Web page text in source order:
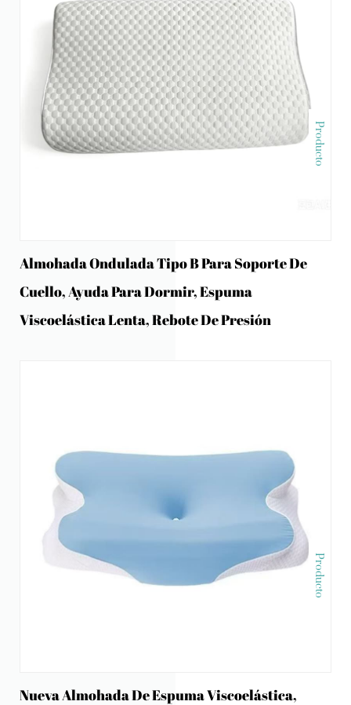
Producto
Almohada Ondulada Tipo B Para Soporte De
Cuello, Ayuda Para Dormir, Espuma
Viscoelástica Lenta, Rebote De Presión
Producto
Nueva Almohada De Espuma Viscoelástica,